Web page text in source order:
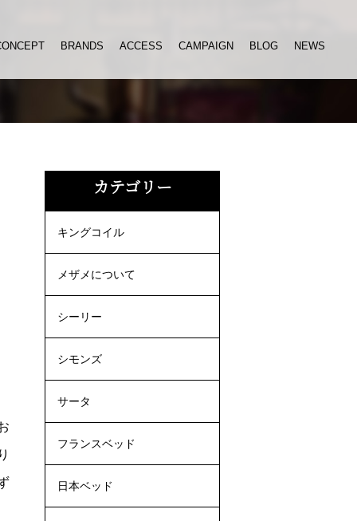
BRANDS ACCESS CAMPAIGN BLOG NEWS
カテゴリー
キングコイル
メザメについて
シーリー
シモンズ
サータ
フランスベッド
日本ベッド